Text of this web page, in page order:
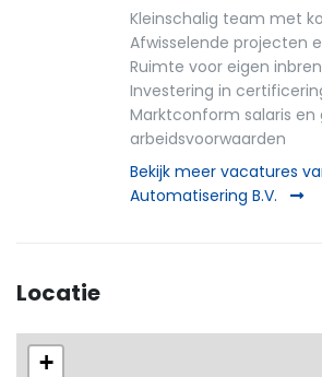
Kleinschalig team met
Afwisselende projecten
Ruimte voor eigen
Investering in
Marktconform salaris en
arbeidsvoorwaarden
Bekijk meer vacatures
Automatisering B.V.
Locatie
+